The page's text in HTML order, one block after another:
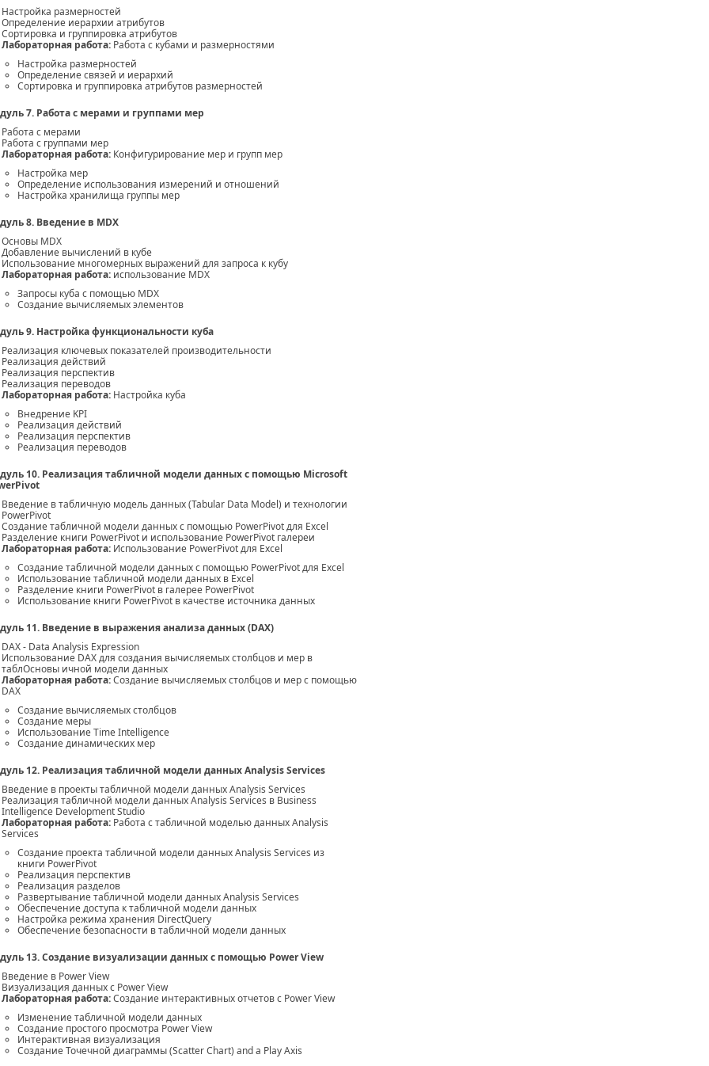
Настройка размерностей
Определение иерархии атрибутов
Сортировка и группировка атрибутов
Лабораторная работа: Работа с кубами и размерностями
Настройка размерностей
Определение связей и иерархий
Сортировка и группировка атрибутов размерностей
7. Работа с мерами и группами мер
Работа с мерами
Работа с группами мер
Лабораторная работа: Конфигурирование мер и групп мер
Настройка мер
Определение использования измерений и отношений
Настройка хранилища группы мер
8. Введение в MDX
Основы MDX
Добавление вычислений в кубе
Использование многомерных выражений для запроса к кубу
Лабораторная работа: использование MDX
Запросы куба с помощью MDX
Создание вычисляемых элементов
9. Настройка функциональности куба
Реализация ключевых показателей производительности
Реализация действий
Реализация перспектив
Реализация переводов
Лабораторная работа: Настройка куба
Внедрение KPI
Реализация действий
Реализация перспектив
Реализация переводов
10. Реализация табличной модели данных с помощью Microsoft
Введение в табличную модель данных (Tabular Data Model) и технологии
PowerPivot
Создание табличной модели данных с помощью PowerPivot для Excel
Разделение книги PowerPivot и использование PowerPivot галереи
Лабораторная работа: Использование PowerPivot для Excel
Создание табличной модели данных с помощью PowerPivot для Excel
Использование табличной модели данных в Excel
Разделение книги PowerPivot в галерее PowerPivot
Использование книги PowerPivot в качестве источника данных
11. Введение в выражения анализа данных (DAX)
DAX - Data Analysis Expression
Использование DAX для создания вычисляемых столбцов и мер в
таблОсновы ичной модели данных
Лабораторная работа:Создание вычисляемых столбцов и мер с помощью
DAX
Создание вычисляемых столбцов
Создание меры
Использование Time Intelligence
Создание динамических мер
12. Реализация табличной модели данных Analysis Services
Введение в проекты табличной модели данных Analysis Services
Реализация табличной модели данных Analysis Services в Business
Intelligence Development Studio
Лабораторная работа: Работа с табличной моделью данных Analysis
Services
Создание проекта табличной модели данных Analysis Services из
книги PowerPivot
Реализация перспектив
Реализация разделов
Развертывание табличной модели данных Analysis Services
Обеспечение доступа к табличной модели данных
Настройка режима хранения DirectQuery
Обеспечение безопасности в табличной модели данных
13. Создание визуализации данных с помощью Power View
Введение в Power View
Визуализация данных с Power View
Лабораторная работа:Создание интерактивных отчетов с Power View
Изменение табличной модели данных
Создание простого просмотра Power View
Интерактивная визуализация
Создание Точечной диаграммы (Scatter Chart) and a Play Axis